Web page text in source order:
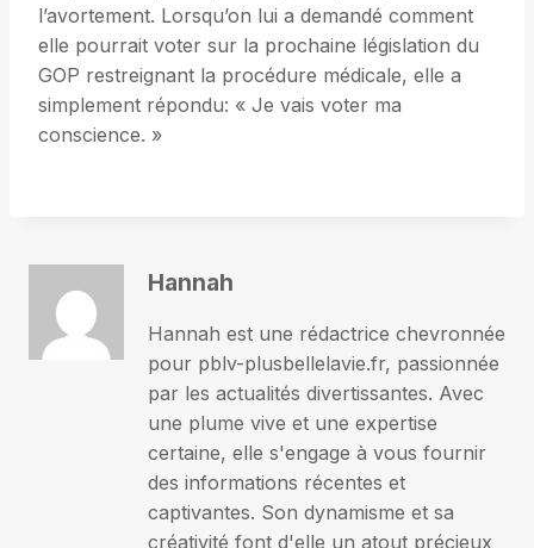
l’avortement. Lorsqu’on lui a demandé comment
elle pourrait voter sur la prochaine législation du
GOP restreignant la procédure médicale, elle a
simplement répondu: « Je vais voter ma
conscience. »
Hannah
Hannah est une rédactrice chevronnée
pour pblv-plusbellelavie.fr, passionnée
par les actualités divertissantes. Avec
une plume vive et une expertise
certaine, elle s'engage à vous fournir
des informations récentes et
captivantes. Son dynamisme et sa
créativité font d'elle un atout précieux